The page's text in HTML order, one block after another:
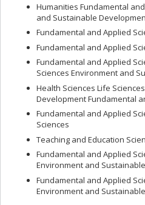
Humanities Fundamental
and Sustainable
Fundamental and Applied
Fundamental and Applied
Fundamental and Applied
Sciences Environment and
Health Sciences Life
Development Fundamental
Fundamental and Applied
Sciences
Teaching and Education
Fundamental and Applied
Environment and
Fundamental and Applied
Environment and